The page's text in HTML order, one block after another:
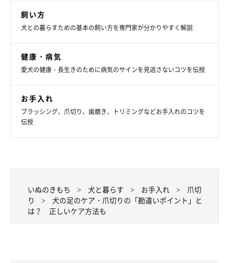
参考・写真／「いぬのきもち」2021年9月号『カンチガイばかりのお手入れ
は病気の原因に！ 体のしくみを見てわかるお手入れ』
をやさしく持ち上げ、ぬれたタオルを肉球に押し当てて、汚れを
一方、爪切りは誤って痛みを与えてしまうとお手入れ自体を嫌が
る犬になってしまうため、トリマーなどのプロの手に任せたほう
飼い方
犬との暮らすための基本の飼い方を専門家が分かりやすく解説
健康・病気
愛犬の健康・長生きのために病気のサインを見逃さないコツを伝授
お手入れ
ブラッシング、爪切り、歯磨き、トリミングなどお手入れのコツを
伝授
いぬのきもち 犬と暮らす お手入れ
爪切
り
犬の足のケア・爪切りの「勘違いポイント」と
は？ 正しいケア方法も